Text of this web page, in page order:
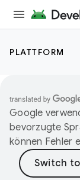
PLATTFORM
Google
bevorzugte
können Fehler